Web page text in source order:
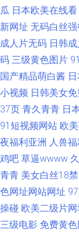
瓜 日本欧美在线看
新网址 无码白丝
成人片无码 日韩
码 三级黄色图片
国产精品萌白酱
小视频 日韩美女
37页 青久青青 日
91短视频网站 欧
夜福利亚洲 人兽
鸡吧 草逼wwww
青青 美女白丝18禁
色网址网站网址
操碰 欧美二级片网
三级电影 免费黄